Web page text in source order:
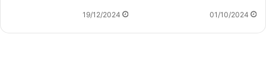
01/10/2024
19/12/2024